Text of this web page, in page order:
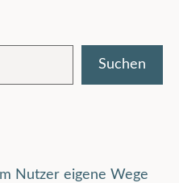
Suchen
Nutzer eigene Wege